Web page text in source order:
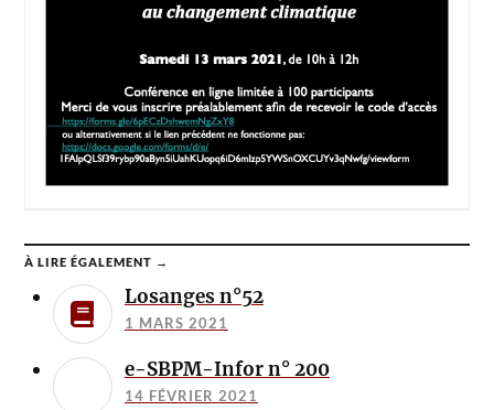
À LIRE ÉGALEMENT →
Losanges n°52
1 MARS 2021
e-SBPM-Infor n° 200
14 FÉVRIER 2021